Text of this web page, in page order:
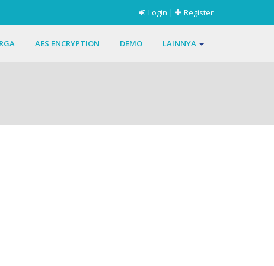
Login | Register
AES ENCRYPTION DEMO LAINNYA